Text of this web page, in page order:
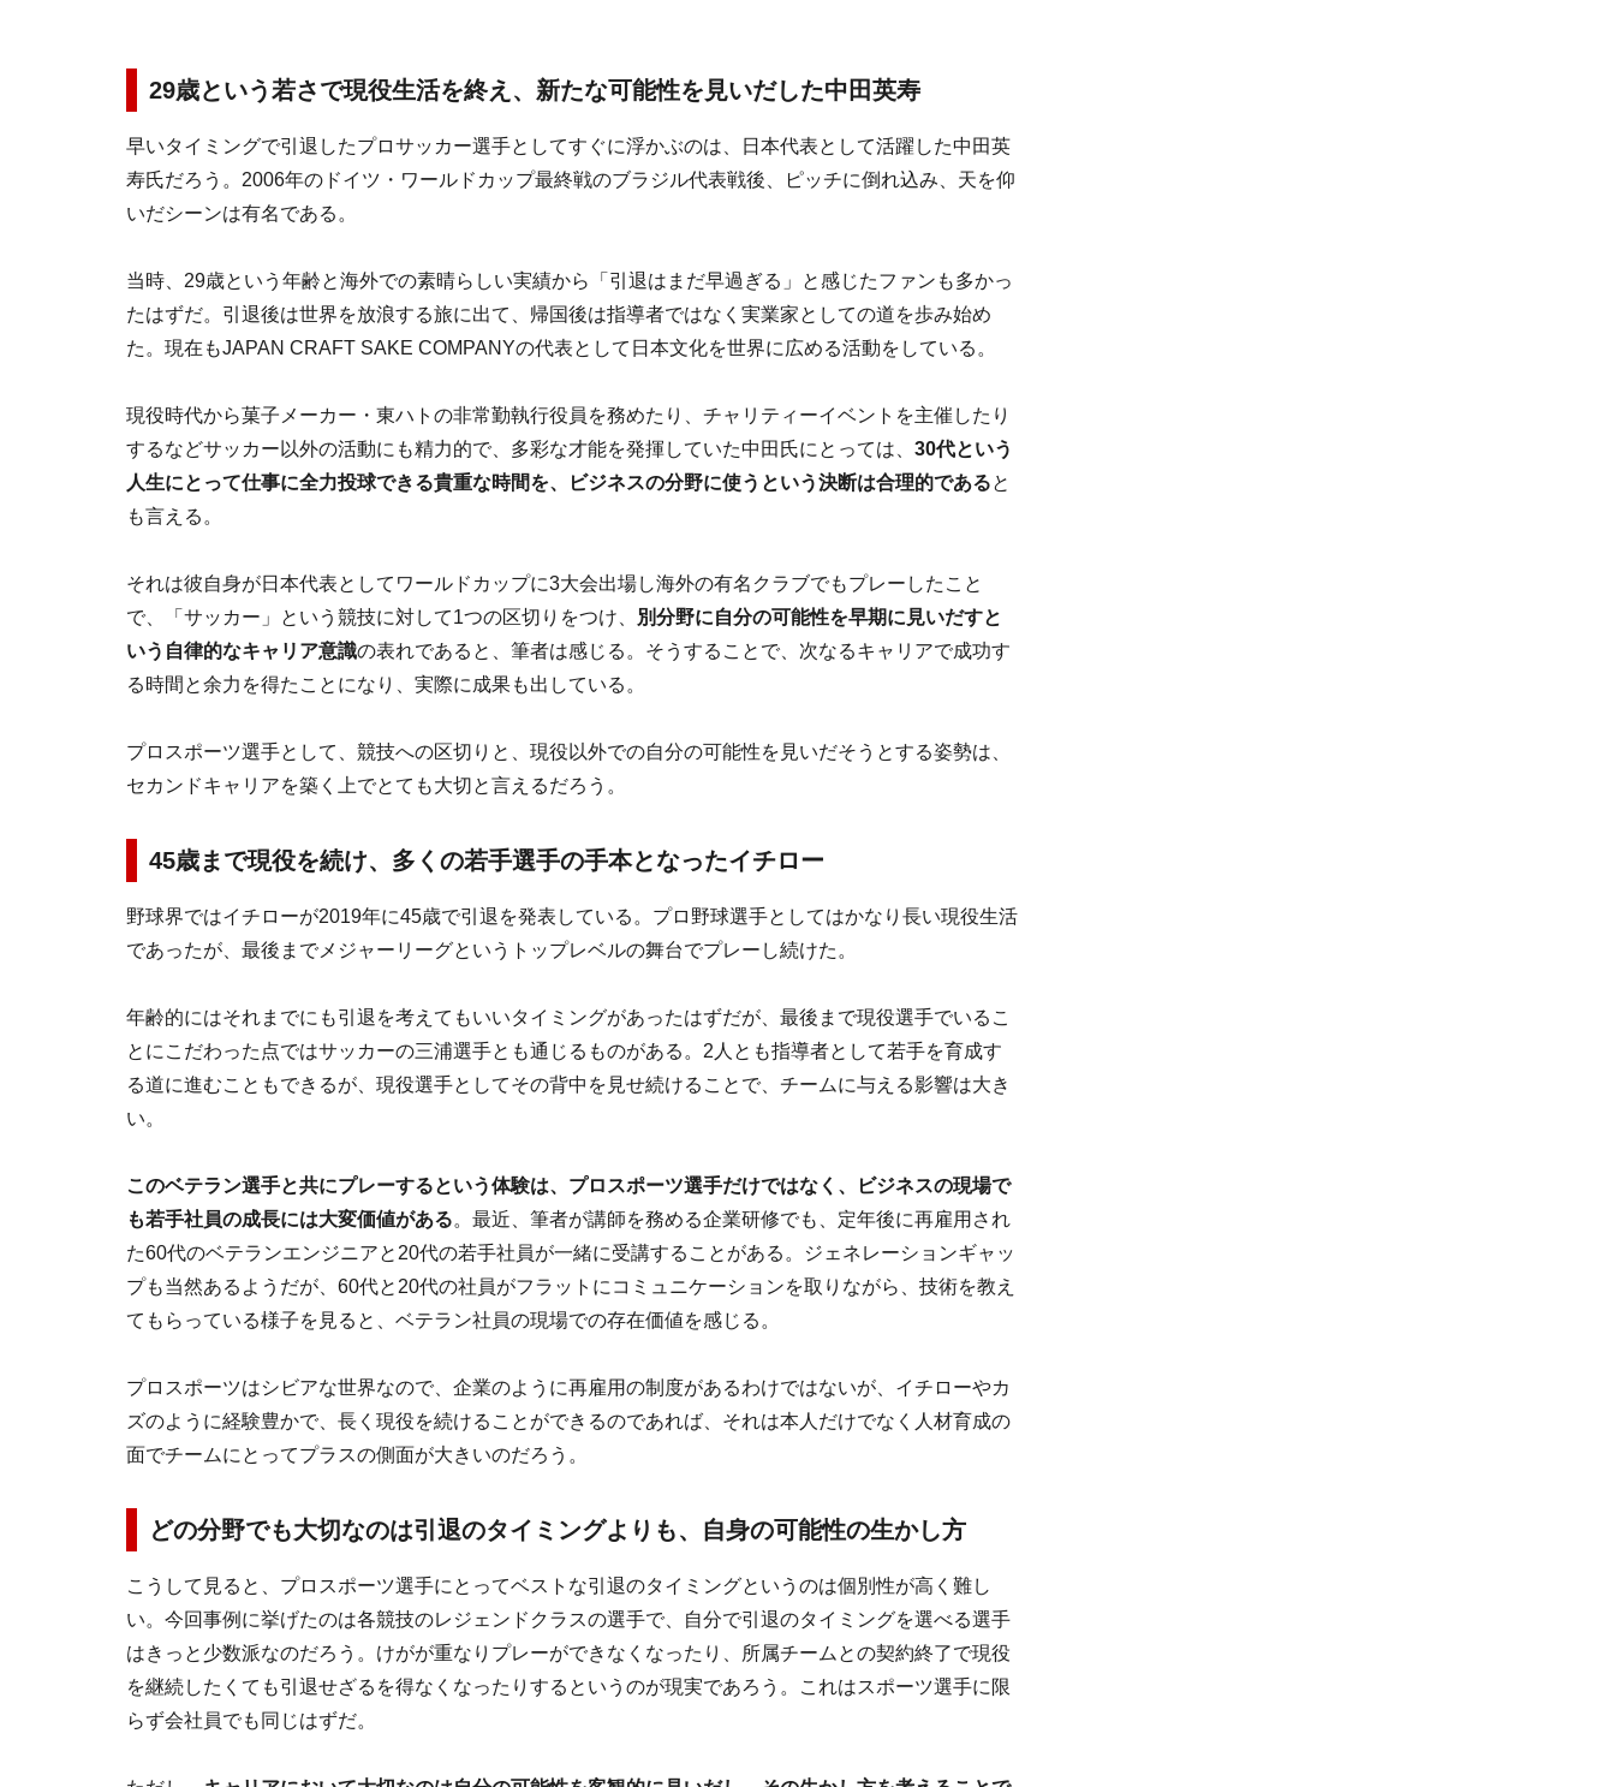
29歳という若さで現役生活を終え、新たな可能性を見いだした中田英寿
早いタイミングで引退したプロサッカー選手としてすぐに浮かぶのは、日本代表として活躍した中田英
寿氏だろう。2006年のドイツ・ワールドカップ最終戦のブラジル代表戦後、ピッチに倒れ込み、天を仰
いだシーンは有名である。
当時、29歳という年齢と海外での素晴らしい実績から「引退はまだ早過ぎる」と感じたファンも多かっ
たはずだ。引退後は世界を放浪する旅に出て、帰国後は指導者ではなく実業家としての道を歩み始め
た。現在もJAPAN CRAFT SAKE COMPANYの代表として日本文化を世界に広める活動をしている。
現役時代から菓子メーカー・東ハトの非常勤執行役員を務めたり、チャリティーイベントを主催したり
するなどサッカー以外の活動にも精力的で、多彩な才能を発揮していた中田氏にとっては、 30代という
人生にとって仕事に全力投球できる貴重な時間を、ビジネスの分野に使うという決断は合理的であると
も言える。
それは彼自身が日本代表としてワールドカップに3大会出場し海外の有名クラブでもプレーしたこと
で、「サッカー」という競技に対して1つの区切りをつけ、
別分野に自分の可能性を早期に見いだすと
いう自律的なキャリア意識の表れであると、筆者は感じる。そうすることで、次なるキャリアで成功す
る時間と余力を得たことになり、実際に成果も出している。
プロスポーツ選手として、競技への区切りと、現役以外での自分の可能性を見いだそうとする姿勢は、
セカンドキャリアを築く上でとても大切と言えるだろう。
45歳まで現役を続け、多くの若手選手の手本となったイチロー
野球界ではイチローが2019年に45歳で引退を発表している。プロ野球選手としてはかなり長い現役生活
であったが、最後までメジャーリーグというトップレベルの舞台でプレーし続けた。
年齢的にはそれまでにも引退を考えてもいいタイミングがあったはずだが、最後まで現役選手でいるこ
とにこだわった点ではサッカーの三浦選手とも通じるものがある。2人とも指導者として若手を育成す
る道に進むこともできるが、現役選手としてその背中を見せ続けることで、チームに与える影響は大き
い。
このベテラン選手と共にプレーするという体験は、プロスポーツ選手だけではなく、ビジネスの現場で
も若手社員の成長には大変価値がある。最近、筆者が講師を務める企業研修でも、定年後に再雇用され
た60代のベテランエンジニアと20代の若手社員が一緒に受講することがある。ジェネレーションギャッ
プも当然あるようだが、60代と20代の社員がフラットにコミュニケーションを取りながら、技術を教え
てもらっている様子を見ると、ベテラン社員の現場での存在価値を感じる。
プロスポーツはシビアな世界なので、企業のように再雇用の制度があるわけではないが、イチローやカ
ズのように経験豊かで、長く現役を続けることができるのであれば、それは本人だけでなく人材育成の
面でチームにとってプラスの側面が大きいのだろう。
どの分野でも大切なのは引退のタイミングよりも、自身の可能性の生かし方
こうして見ると、プロスポーツ選手にとってベストな引退のタイミングというのは個別性が高く難し
い。今回事例に挙げたのは各競技のレジェンドクラスの選手で、自分で引退のタイミングを選べる選手
はきっと少数派なのだろう。けがが重なりプレーができなくなったり、所属チームとの契約終了で現役
を継続したくても引退せざるを得なくなったりするというのが現実であろう。これはスポーツ選手に限
らず会社員でも同じはずだ。